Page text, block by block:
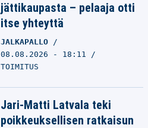
jättikaupasta – pelaaja otti
itse yhteyttä
JALKAPALLO
08.08.2026 - 18:11
TOIMITUS
Jari-Matti Latvala teki
poikkeuksellisen ratkaisun